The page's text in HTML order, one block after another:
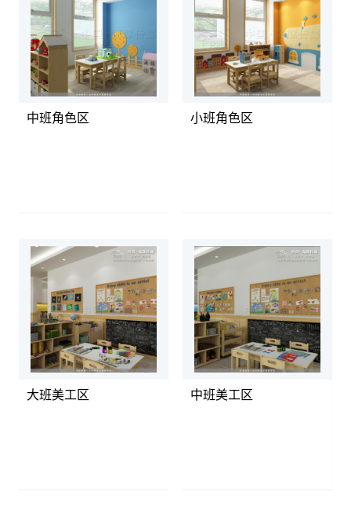
中班角色区 小班角色区
大班美工区 中班美工区